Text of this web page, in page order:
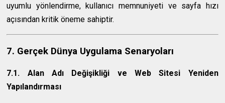
uyumlu yönlendirme, kullanıcı memnuniyeti ve sayfa hızı
açısından kritik öneme sahiptir.
7. Gerçek Dünya Uygulama Senaryoları
7.1. Alan Adı Değişikliği ve Web Sitesi Yeniden
Yapılandırması